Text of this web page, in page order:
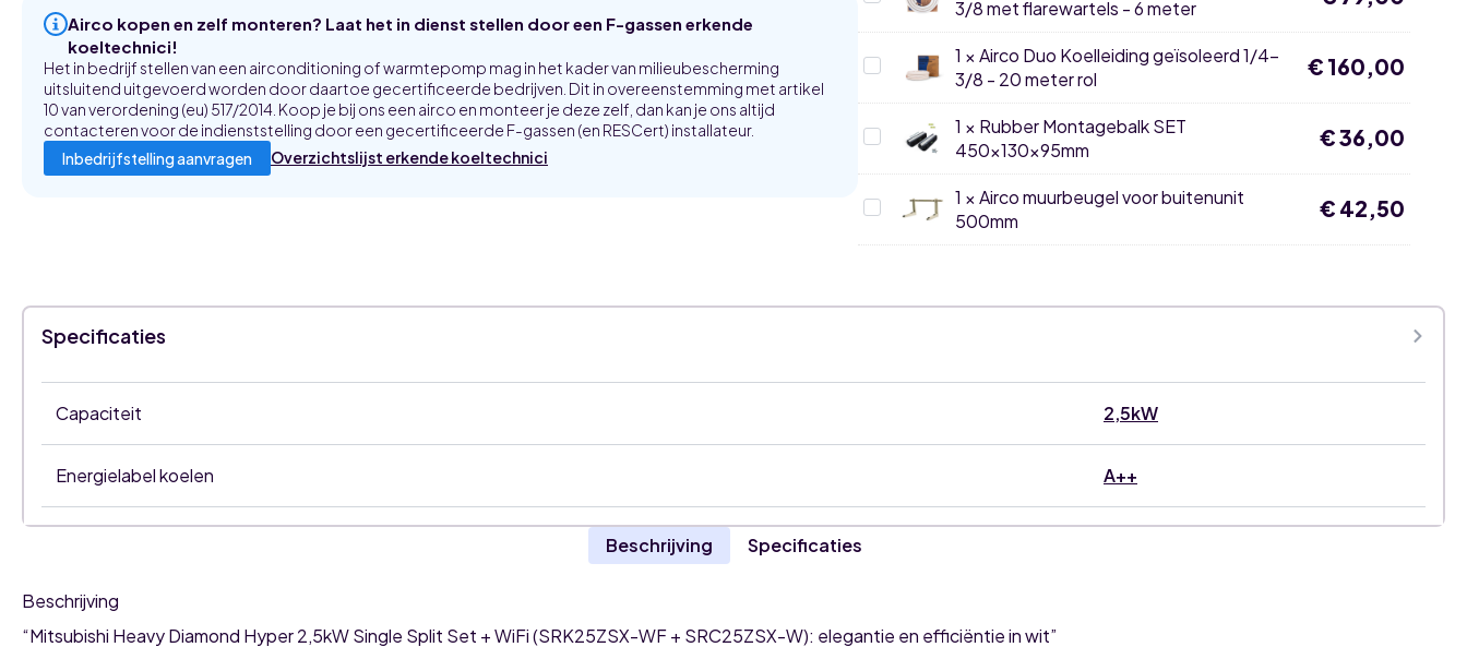
Airco kopen en zelf monteren? Laat het in dienst stellen door een F-gassen erkende
koeltechnici!
Het in bedrijf stellen van een airconditioning of warmtepomp mag in het kader van milieubescherming
uitsluitend uitgevoerd worden door daartoe gecertificeerde bedrijven. Dit in overeenstemming met artikel
10 van verordening (eu) 517/2014. Koop je bij ons een airco en monteer je deze zelf, dan kan je ons altijd
contacteren voor de indienststelling door een gecertificeerde F-gassen (en RESCert) installateur.
Inbedrijfstelling aanvragen
Overzichtslijst erkende koeltechnici
aantal
3/8
met
flarewartels
-
4
Duo
Koelleiding
geïsoleerd
1/4-
3/8
met
flarewartels
-
6
3/8 met flarewartels - 6 meter
Airco
Duo
Koelleiding
geïsoleerd
1/4-
3/8
-
meter
rol
1 ×Airco Duo Koelleiding geïsoleerd 1/4-
3/8 - 20 meter rol
€ 160,00
Rubber
Montagebalk
SET
450x130x95mm
1 × Rubber Montagebalk SET
450x130x95mm
€36,00
Airco
muurbeugel
voor
1 ×Airco muurbeugel voor buitenunit
500mm
€ 42,50
Specificaties
Capaciteit 2,5kW
Energielabel koelen A++
Beschrijving Specificaties
Beschrijving
“Mitsubishi Heavy Diamond Hyper 2,5kW Single Split Set + WiFi (SRK25ZSX-WF + SRC25ZSX-W): elegantie en efficiëntie in wit”